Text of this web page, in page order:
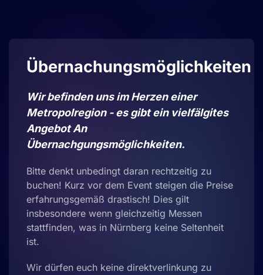
Übernachungsmöglichkeiten
Wir befinden uns im Herzen einer
Metropolregion - es gibt ein vielfälgites
Angebot An
Übernachgungsmöglichkeiten.
Bitte denkt unbedingt daran rechtzeitig zu
buchen! Kurz vor dem Event steigen die Preise
erfahrungsgemäß drastisch! Dies gilt
insbesondere wenn gleichzeitig Messen
stattfinden, was in Nürnberg keine Seltenheit
ist.
Wir dürfen euch keine direktverlinkung zu